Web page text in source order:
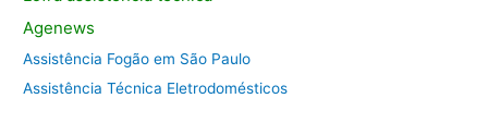
Agenews
Assistência Fogão em São Paulo
Assistência Técnica Eletrodomésticos